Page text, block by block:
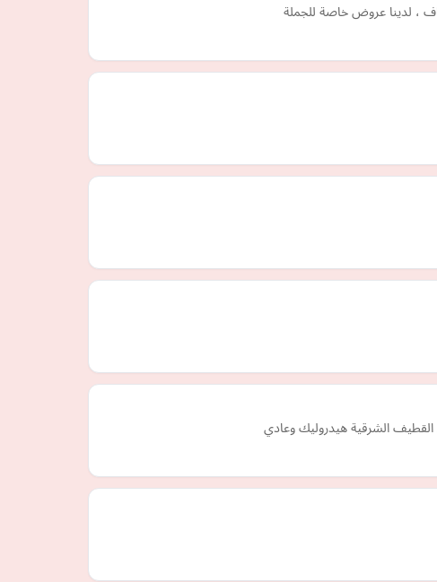
، لدينا عروض خاصة للجملة
القطيف الشرقية هيدروليك وعادي